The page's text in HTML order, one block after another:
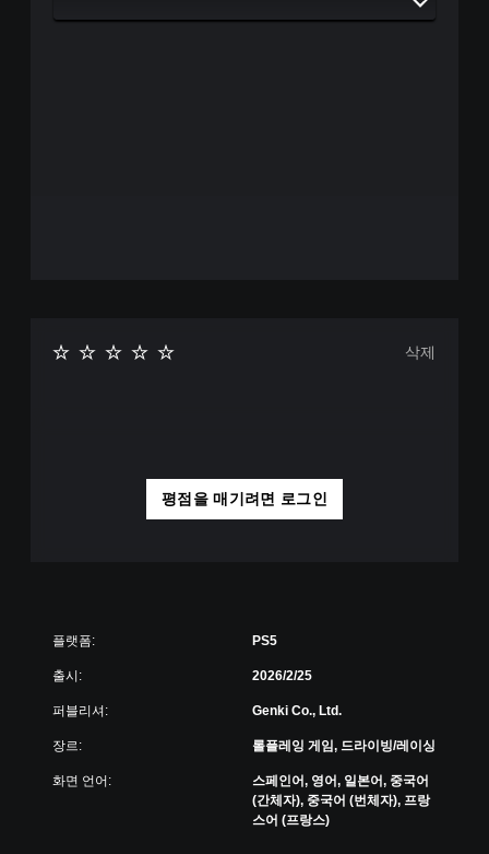
평점을 매기려면 로그인
삭제
플랫폼: PS5
출시: 2026/2/25
퍼블리셔: Genki Co., Ltd.
장르: 롤플레잉 게임, 드라이빙/레이싱
화면 언어:
스페인어, 영어, 일본어, 중국어
(간체자), 중국어 (번체자), 프랑
스어 (프랑스)